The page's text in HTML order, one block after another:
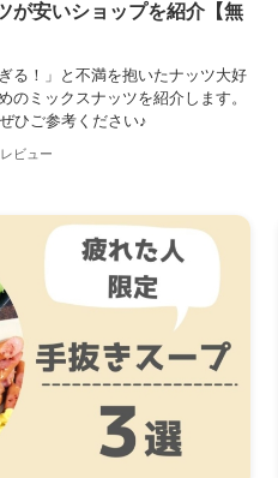
が安いショップを紹介【無
る！」と不満を抱いたナッツ大好
のミックスナッツを紹介します。
ひご参考ください♪
レビュー